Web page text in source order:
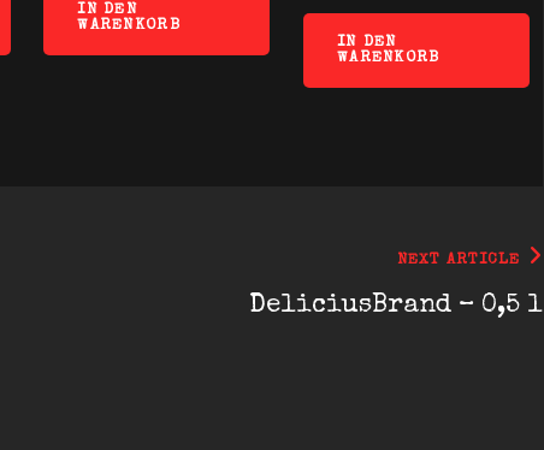
IN DEN
WARENKORB
IN DEN
WARENKORB
NEXT ARTICLE
DeliciusBrand – 0,5 l